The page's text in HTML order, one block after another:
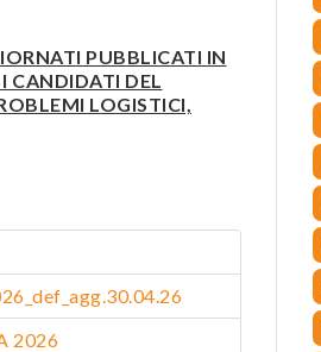
PUBBLICATI IN
CANDIDATI DEL
LOGISTICI,
2026